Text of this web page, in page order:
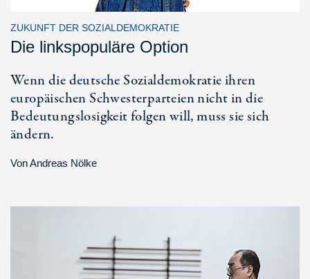
ZUKUNFT DER SOZIALDEMOKRATIE
Die linkspopuläre Option
Wenn die deutsche Sozialdemokratie ihren
europäischen Schwesterparteien nicht in die
Bedeutungslosigkeit folgen will, muss sie sich
ändern.
VonAndreas Nölke